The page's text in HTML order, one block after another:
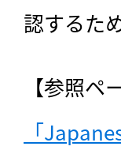
認するた
【参照ペ
「